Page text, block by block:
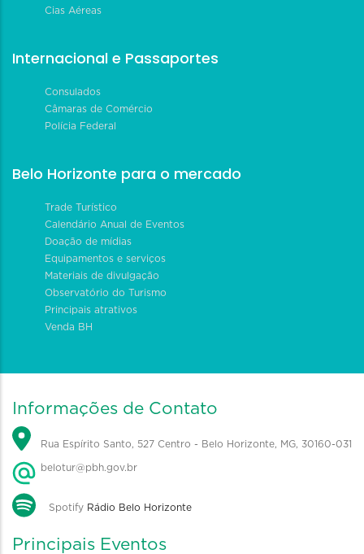
Cias Aéreas
Internacional e Passaportes
Consulados
Câmaras de Comércio
Polícia Federal
Belo Horizonte para o mercado
Trade Turístico
Calendário Anual de Eventos
Doação de mídias
Equipamentos e serviços
Materiais de divulgação
Observatório do Turismo
Principais atrativos
Venda BH
Informações de Contato
Rua Espírito Santo, 527 Centro - Belo Horizonte, MG, 30160-031
belotur@pbh.gov.br
Spotify Rádio Belo Horizonte
Principais Eventos